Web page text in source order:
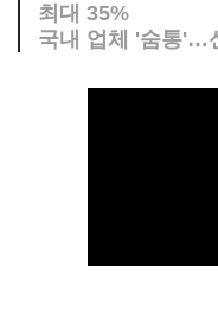
최대 35%
국내 업체 '숨통'…